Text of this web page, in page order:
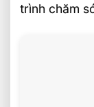
trình chăm